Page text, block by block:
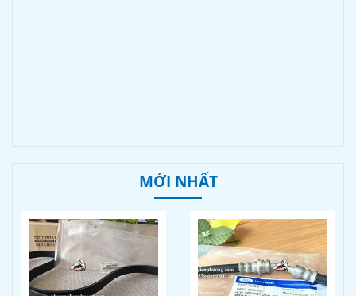
MỚI NHẤT